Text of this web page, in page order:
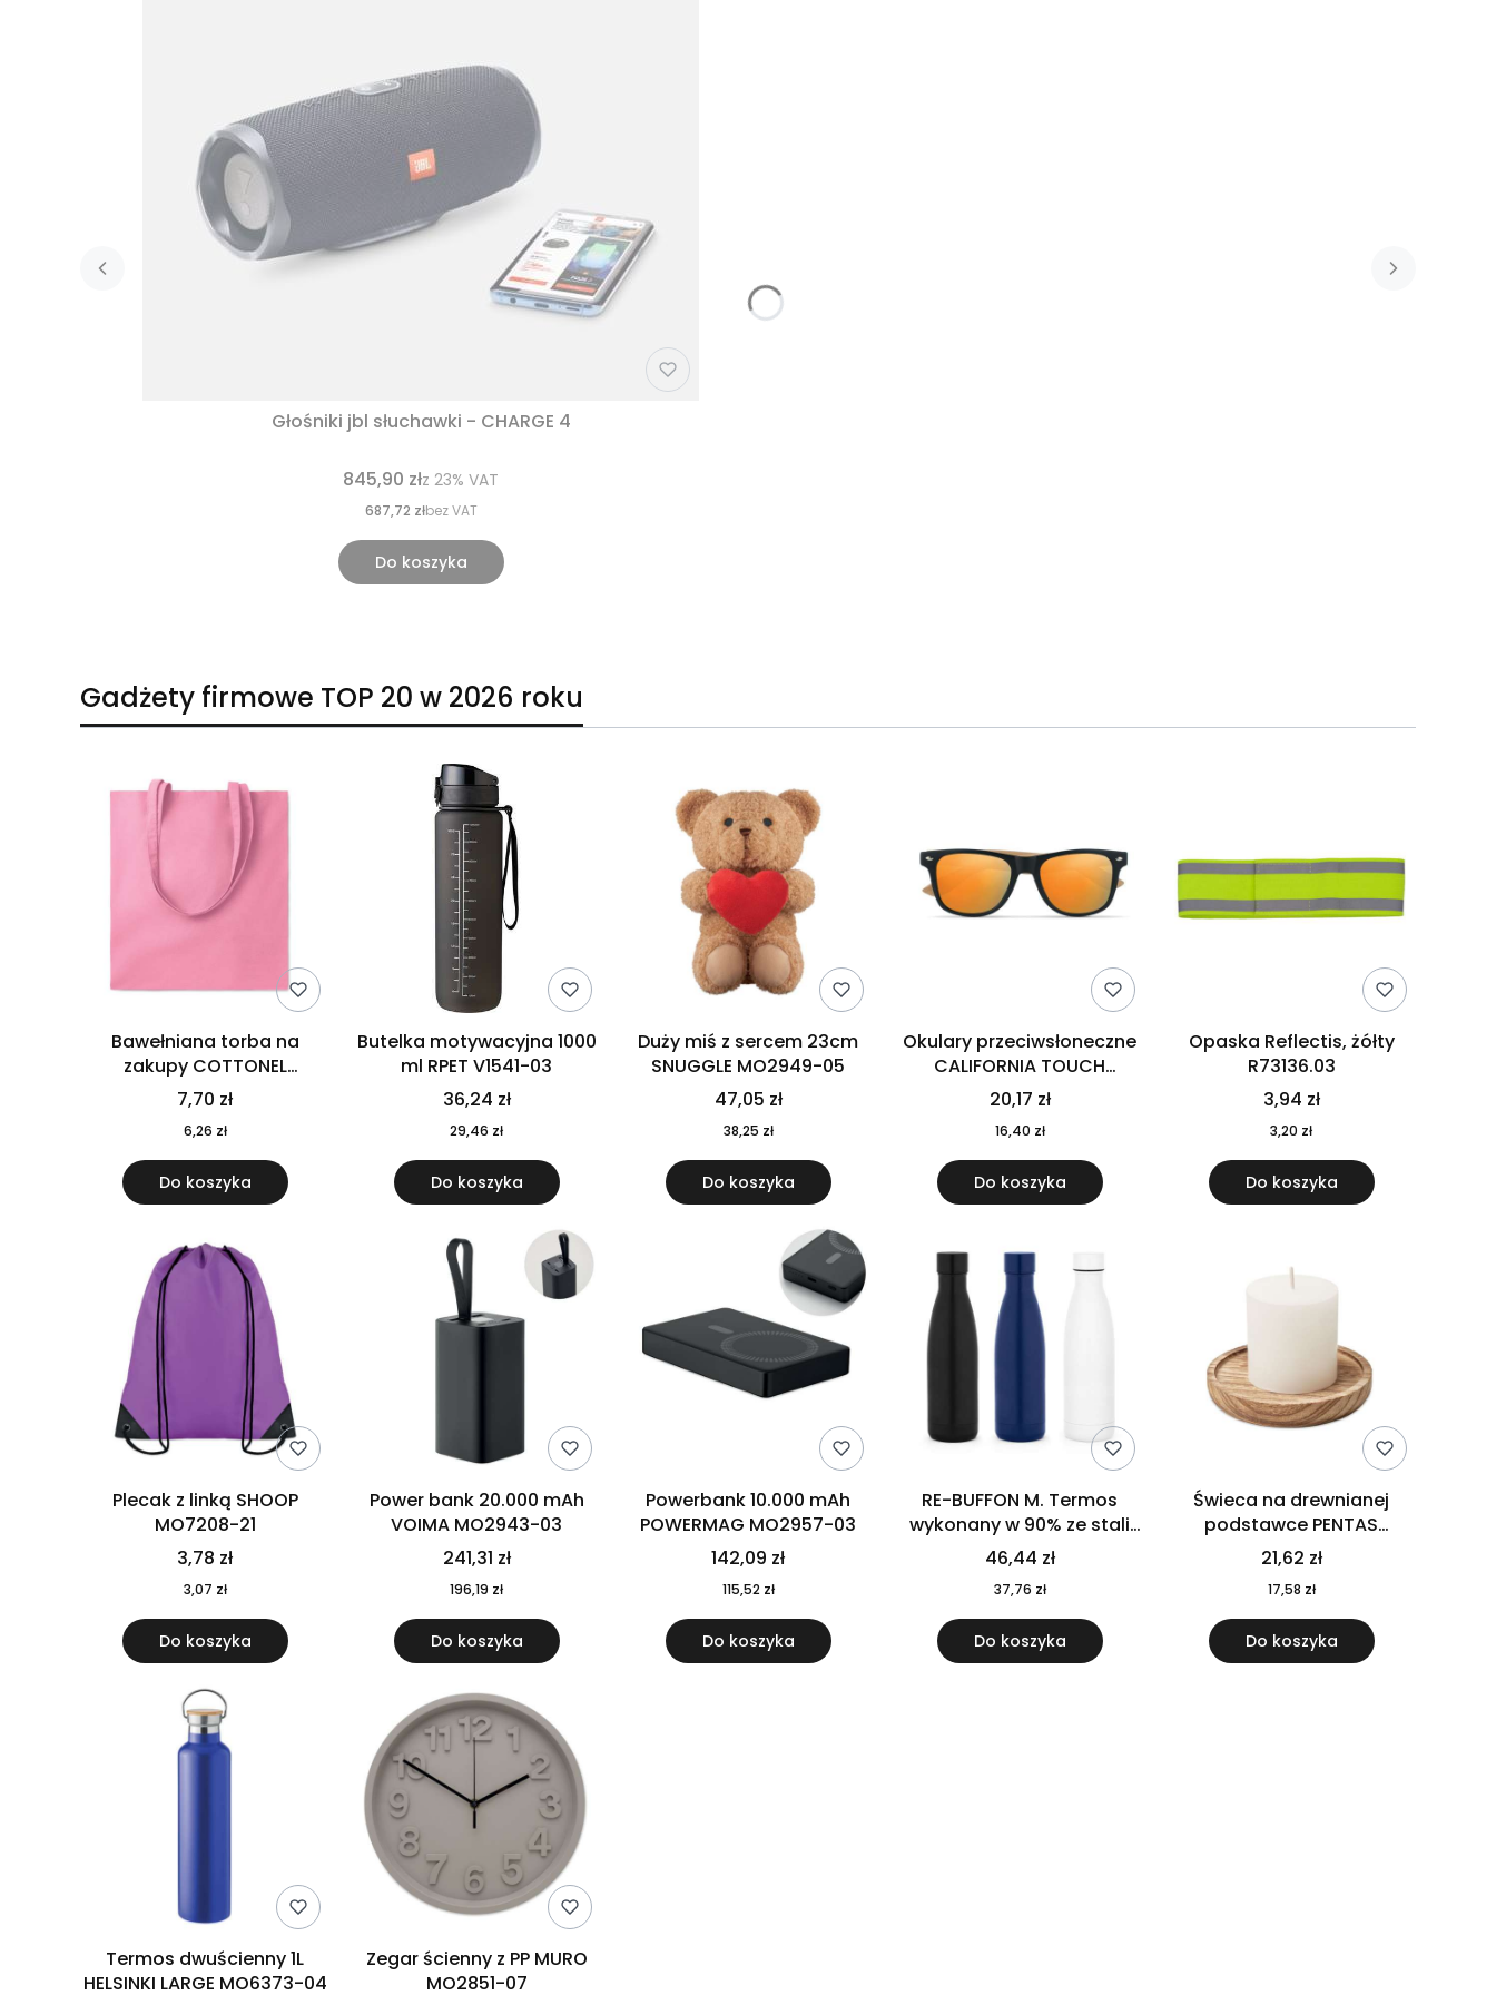
Głośniki jbl słuchawki - CHARGE 4
845,90 złz 23% VAT
687,72 złbez VAT
Do koszyka
Gadżety firmowe TOP 20 w 2026 roku
Bawełniana torba na
zakupy COTTONEL
COLOUR++ MO9846-11
7,70 zł
6,26 zł
Do koszyka
Butelka motywacyjna 1000
ml RPET V1541-03
36,24 zł
29,46 zł
Do koszyka
Duży miś z sercem 23cm
SNUGGLE MO2949-05
47,05 zł
38,25 zł
Do koszyka
Okulary przeciwsłoneczne
CALIFORNIA TOUCH
MO9617-10
20,17 zł
16,40 zł
Do koszyka
Opaska Reflectis, żółty
R73136.03
3,94 zł
3,20 zł
Do koszyka
Plecak z linką SHOOP
MO7208-21
3,78 zł
3,07 zł
Do koszyka
Power bank 20.000 mAh
VOIMA MO2943-03
241,31 zł
196,19 zł
Do koszyka
Powerbank 10.000 mAh
POWERMAG MO2957-03
142,09 zł
115,52 zł
Do koszyka
RE-BUFFON M. Termos
wykonany w 90% ze stali
nierdzewnej pochodzącej z
recyklingu 520 ml 94294
46,44 zł
37,76 zł
Do koszyka
Świeca na drewnianej
podstawce PENTAS
MO6282-40
21,62 zł
17,58 zł
Do koszyka
Termos dwuścienny 1L
HELSINKI LARGE MO6373-04
Zegar ścienny z PP MURO
MO2851-07